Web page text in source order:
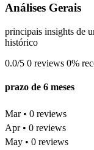
Análises Gerais
principais insights de
histórico
0.0/5 0 reviews 0%
prazo de 6 meses
Mar • 0 reviews
Apr • 0 reviews
May • 0 reviews